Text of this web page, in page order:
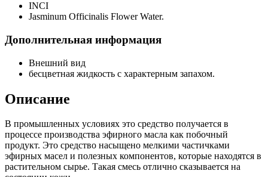
INCI
Jasminum Officinalis Flower Water.
Дополнительная информация
Внешний вид
бесцветная жидкость с характерным запахом.
Описание
В промышленных условиях это средство получается в
процессе производства эфирного масла как побочный
продукт. Это средство насыщено мелкими частичками
эфирных масел и полезных компонентов, которые находятся в
растительном сырье. Такая смесь отлично сказывается на